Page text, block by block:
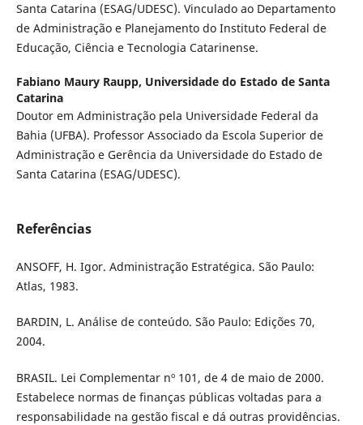
Santa Catarina (ESAG/UDESC). Vinculado ao Departamento
de Administração e Planejamento do Instituto Federal de
Educação, Ciência e Tecnologia Catarinense.
Fabiano Maury Raupp, Universidade do Estado de Santa
Catarina
Doutor em Administração pela Universidade Federal da
Bahia (UFBA). Professor Associado da Escola Superior de
Administração e Gerência da Universidade do Estado de
Santa Catarina (ESAG/UDESC).
Referências
ANSOFF, H. Igor. Administração Estratégica. São Paulo:
Atlas, 1983.
BARDIN, L. Análise de conteúdo. São Paulo: Edições 70,
2004.
BRASIL. Lei Complementar nº 101, de 4 de maio de 2000.
Estabelece normas de finanças públicas voltadas para a
responsabilidade na gestão fiscal e dá outras providências.